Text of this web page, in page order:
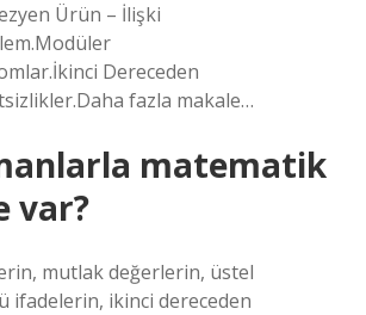
Ürün – İlişki
Dereceden
fazla makale…
matematik
var?
mutlak değerlerin, üstel
ifadelerin, ikinci dereceden